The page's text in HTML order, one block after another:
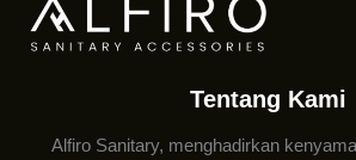
Tentang Kami
Alfiro Sanitary, menghadirkan